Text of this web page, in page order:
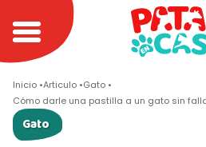
Inicio Articulo Gato
Cómo darle una pastilla a un gato sin
Gato